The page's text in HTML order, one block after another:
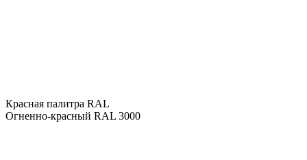
Красная палитра RAL
Огненно-красный RAL 3000